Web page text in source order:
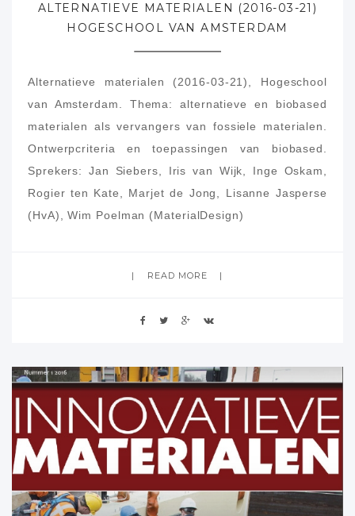
ALTERNATIEVE MATERIALEN (2016-03-21)
HOGESCHOOL VAN AMSTERDAM
Alternatieve materialen (2016-03-21), Hogeschool
van Amsterdam. Thema: alternatieve en biobased
materialen als vervangers van fossiele materialen.
Ontwerpcriteria en toepassingen van biobased.
Sprekers: Jan Siebers, Iris van Wijk, Inge Oskam,
Rogier ten Kate, Marjet de Jong, Lisanne Jasperse
(HvA), Wim Poelman (MaterialDesign)
READ MORE